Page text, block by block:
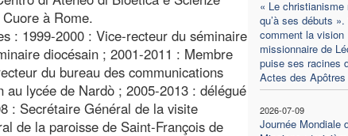
« Le christianisme
qu’à ses débuts
comment la vision
missionnaire de
puise ses racines
Actes des Apôtres
2026-07-09
Journée Mondiale
à Rome.
: 1999-2000 : Vice-recteur du séminaire
diocésain ; 2001-2011 : Membre
du bureau des communications
lycée de Nardò ; 2005-2013 : délégué
: Secrétaire Général de la visite
de la paroisse de Saint-François de